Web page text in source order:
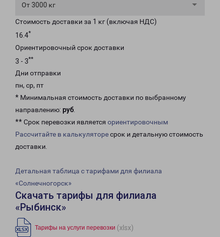
От 3000 кг
Стоимость доставки за 1 кг (включая НДС)
16.4*
Ориентировочный срок доставки
3 - 3**
Дни отправки
пн, ср, пт
* Минимальная стоимость доставки по выбранному
направлению: руб.
** Срок перевозки является ориентировочным
Рассчитайте в калькуляторесрок и детальную стоимость
доставки.
Детальная таблица с тарифами для филиала
«Солнечногорск»
Скачать тарифы для филиала
«Рыбинск»
Тарифы на услуги перевозки (xlsx)